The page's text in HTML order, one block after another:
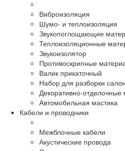
Виброизоляция
Шумо- и теплоизоляция
Звукопоглощающие
Теплоизоляционные
Звукоизолятор
Противоскрипные
Валик прикаточный
Набор для разборки
Декоративно-
Автомобильная мастика
Кабели и проводники
Межблочные кабели
Акустические провода